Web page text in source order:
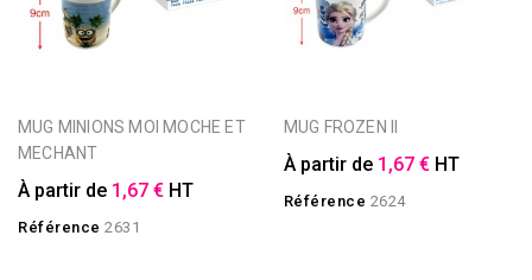
MUG MINIONS MOI MOCHE ET
MECHANT
À partir de 1,67 € HT
Référence 2631
MUG FROZEN II
À partir de 1,67 € HT
Référence 2624